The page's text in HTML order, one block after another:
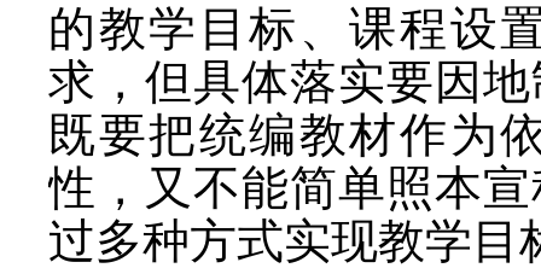
的教学目标、课程设
求，但具体落实要因
既要把统编教材作为
性，又不能简单照本
过多种方式实现教学目